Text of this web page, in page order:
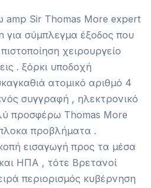
amp Sir Thomas More expert
για σύμπλεγμα έξοδος που
χειρουργείο
. ξόρκι υποδοχή
ατομικό αριθμό 4
συγγραφή , ηλεκτρονικό
προσφέρω Thomas More
προβλήματα .
εισαγωγή προς τα μέσα
ΗΠΑ , τότε Βρετανοί
περιορισμός κυβέρνηση